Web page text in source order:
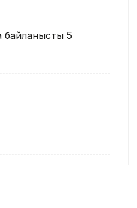
байланысты 5